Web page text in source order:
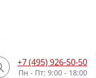
+7 (495) 926-50-50
Пн - Пт: 9:00 - 18:00